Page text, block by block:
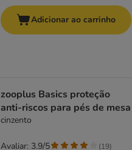
Adicionar ao carrinho
zooplus Basics proteção
anti-riscos para pés de mesa
cinzento
Avaliar: 3.9/5 (19)